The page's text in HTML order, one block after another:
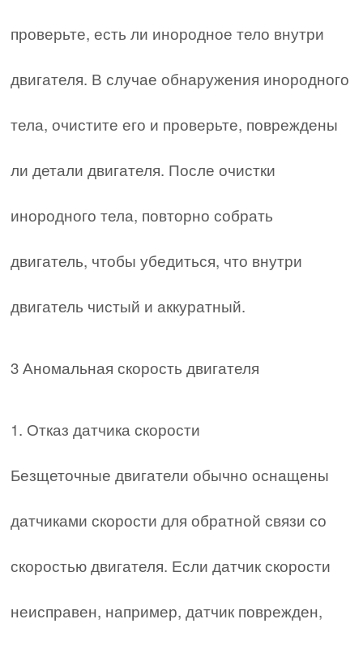
проверьте, есть ли инородное тело внутри
двигателя. В случае обнаружения инородного
тела, очистите его и проверьте, повреждены
ли детали двигателя. После очистки
инородного тела, повторно собрать
двигатель, чтобы убедиться, что внутри
двигатель чистый и аккуратный.
3 Аномальная скорость двигателя
1. Отказ датчика скорости
Безщеточные двигатели обычно оснащены
датчиками скорости для обратной связи со
скоростью двигателя. Если датчик скорости
неисправен, например, датчик поврежден,